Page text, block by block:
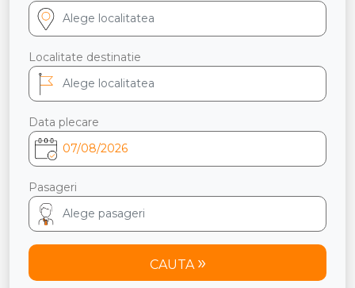
Localitate destinatie
Data plecare
Pasageri
CAUTA